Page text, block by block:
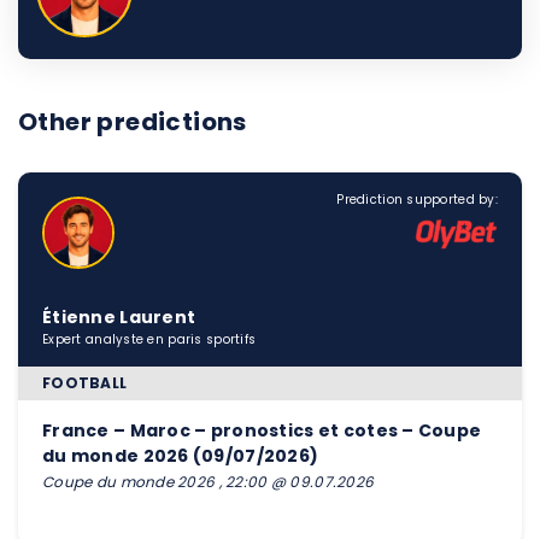
Other predictions
Prediction supported by:
Étienne Laurent
Expert analyste en paris sportifs
FOOTBALL
France – Maroc – pronostics et cotes – Coupe
du monde 2026 (09/07/2026)
Coupe du monde 2026 , 22:00 @ 09.07.2026